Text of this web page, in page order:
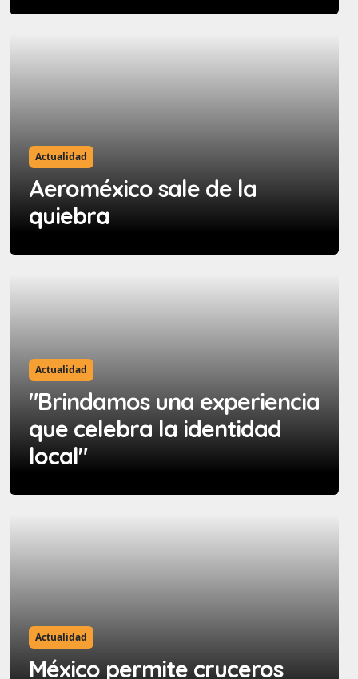
Actualidad
Aeroméxico sale de la
quiebra
Actualidad
"Brindamos una experiencia
que celebra la identidad
local"
Actualidad
México permite cruceros